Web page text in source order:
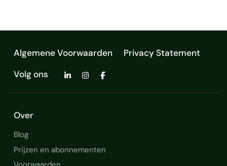
Algemene Voorwaarden
Privacy Statement
Volg ons
Over
Blog
Prijzen en abonnementen